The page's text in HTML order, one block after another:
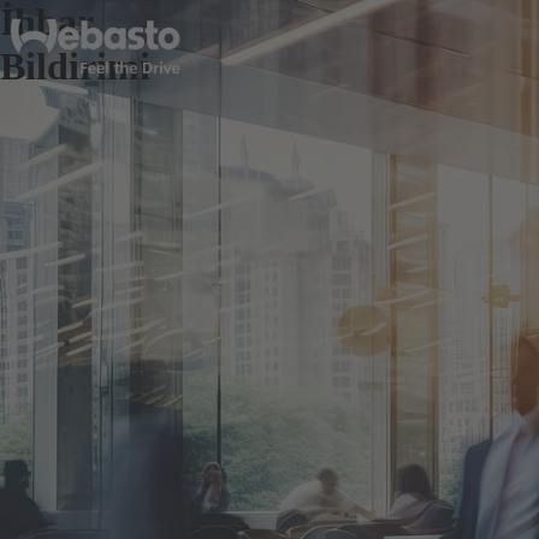
İhbar
Bildirimi